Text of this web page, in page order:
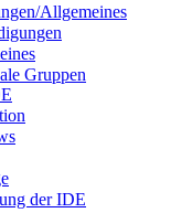
Allgemeines
Gruppen
der IDE